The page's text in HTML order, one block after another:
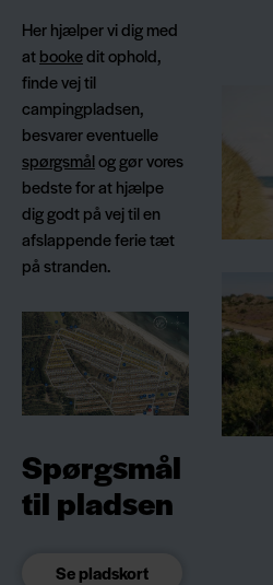
Her hjælper vi dig med
atbookedit ophold,
finde vej til
campingpladsen,
besvarer eventuelle
spørgsmålog gør vores
bedste for at hjælpe
dig godt på vej til en
afslappende ferie tæt
på stranden.
Spørgsmål
til pladsen
Se pladskort